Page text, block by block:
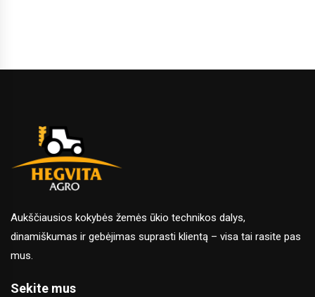
Aukščiausios kokybės žemės ūkio technikos dalys,
dinamiškumas ir gebėjimas suprasti klientą – visa tai rasite pas
mus.
Sekite mus